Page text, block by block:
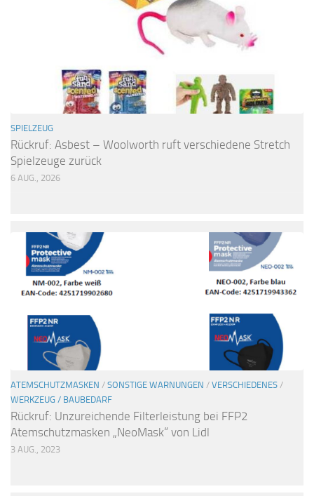
SPIELZEUG
Rückruf: Asbest – Woolworth ruft verschiedene Stretch
Spielzeuge zurück
6 AUG., 2026
ATEMSCHUTZMASKEN / SONSTIGE WARNUNGEN / VERSCHIEDENES /
WERKZEUG / BAUBEDARF
Rückruf: Unzureichende Filterleistung bei FFP2
Atemschutzmasken „NeoMask“ von Lidl
3 AUG., 2023